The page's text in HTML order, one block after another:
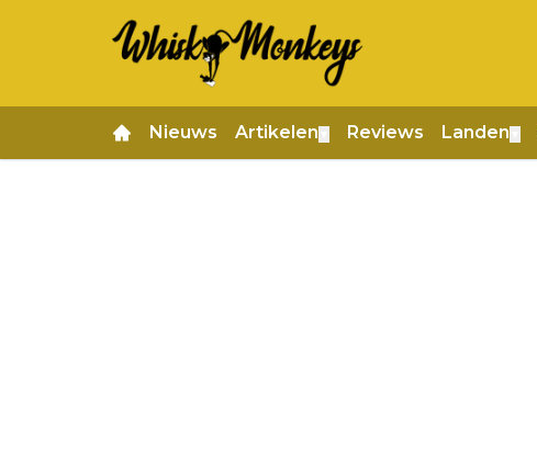
Nieuws Artikelen Reviews Landen